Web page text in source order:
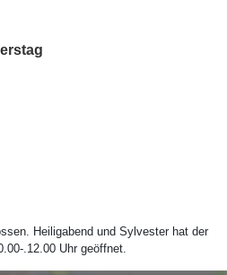
Heiligabend und Sylvester hat der
.12.00 Uhr geöffnet.